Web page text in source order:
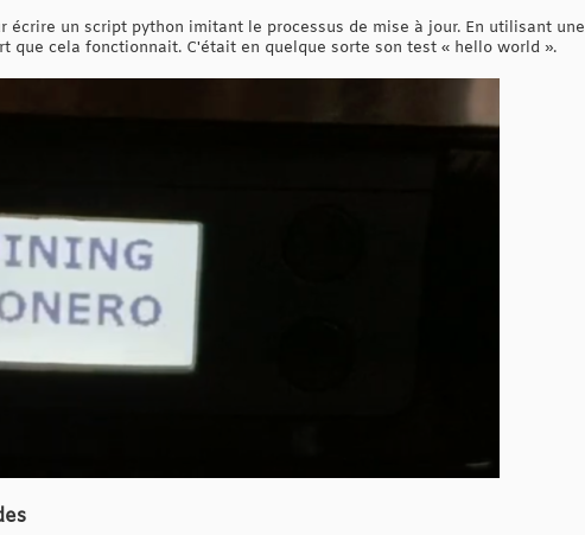
un script python imitant le processus de mise à jour. En utilisant une
cela fonctionnait. C'était en quelque sorte son test « hello world ».